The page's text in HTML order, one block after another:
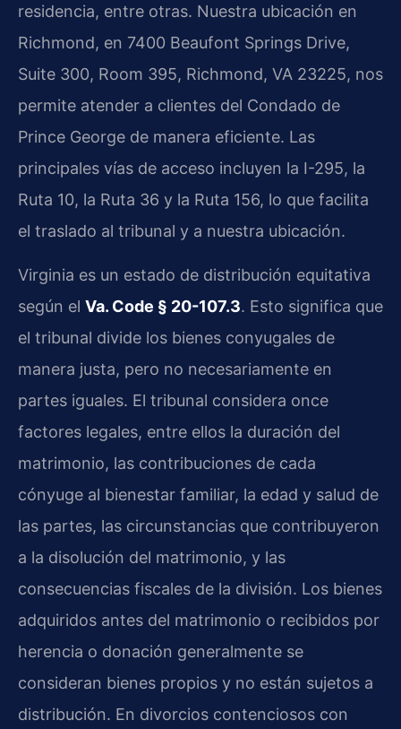
residencia, entre otras. Nuestra ubicación en
Richmond, en 7400 Beaufont Springs Drive,
Suite 300, Room 395, Richmond, VA 23225, nos
permite atender a clientes del Condado de
Prince George de manera eficiente. Las
principales vías de acceso incluyen la I-295, la
Ruta 10, la Ruta 36 y la Ruta 156, lo que facilita
el traslado al tribunal y a nuestra ubicación.
Virginia es un estado de distribución equitativa
según el Va. Code § 20-107.3. Esto significa que
el tribunal divide los bienes conyugales de
manera justa, pero no necesariamente en
partes iguales. El tribunal considera once
factores legales, entre ellos la duración del
matrimonio, las contribuciones de cada
cónyuge al bienestar familiar, la edad y salud de
las partes, las circunstancias que contribuyeron
a la disolución del matrimonio, y las
consecuencias fiscales de la división. Los bienes
adquiridos antes del matrimonio o recibidos por
herencia o donación generalmente se
consideran bienes propios y no están sujetos a
distribución. En divorcios contenciosos con